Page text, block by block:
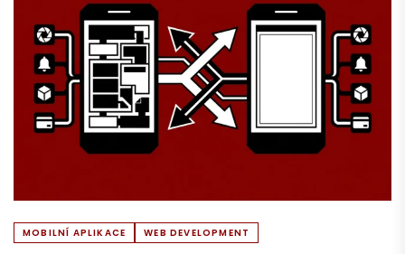
MOBILNÍ APLIKACE WEB DEVELOPMENT